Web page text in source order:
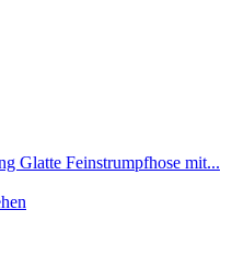
Glatte Feinstrumpfhose mit...